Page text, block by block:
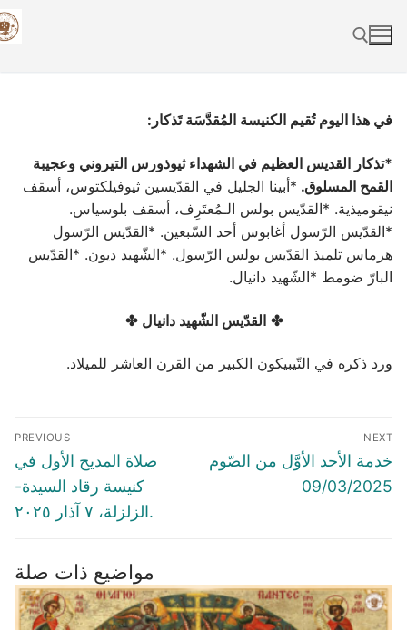
Skip
to
Search for:
في هذا اليوم تُقيم الكنيسة المُقدَّسَة تَذكار:
*تذكار القديس العظيم في الشهداء ثيوذورس التيروني وعجيبة
القمح المسلوق. *أبينا الجليل في القدّيسين ثيوفيلكتوس، أسقف
نيقوميذية. *القدّيس بولس الـمُعتَرِف، أسقف بلوسياس.
*القدّيس الرّسول أغابوس أحد السّبعين. *القدّيس الرّسول
هرماس تلميذ القدّيس بولس الرّسول. *الشّهيد ديون. *القدّيس
البارّ ضومط *الشّهيد دانيال.
✤ القدّيس الشّهيد دانيال ✤
ورد ذكره في التّيبيكون الكبير من القرن العاشر للميلاد.
Post
navigation
PREVIOUS
Previous
post:
صلاة المديح الأول في
كنيسة رقاد السيدة-
الزلزلة، ٧ آذار ٢٠٢٥.
NEXT
Next
خدمة الأحد الأوَّل من الصّوم
09/03/2025
مواضيع ذات صلة